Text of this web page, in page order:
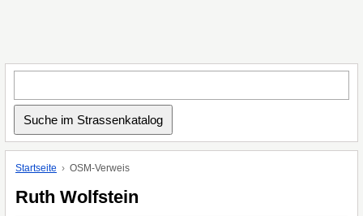
Startseite OSM-Verweis
Ruth Wolfstein